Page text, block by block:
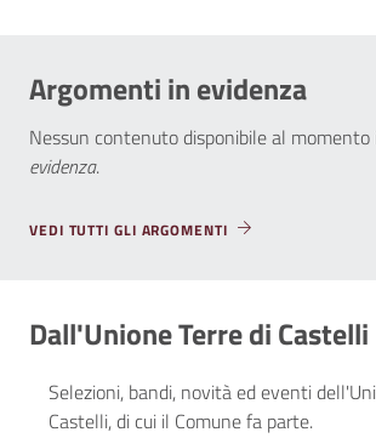
Argomenti in evidenza
Nessun contenuto disponibile al momento
evidenza.
VEDI TUTTI GLI ARGOMENTI
Dall'Unione Terre di Castelli
Selezioni, bandi, novità ed eventi
Castelli, di cui il Comune fa parte.